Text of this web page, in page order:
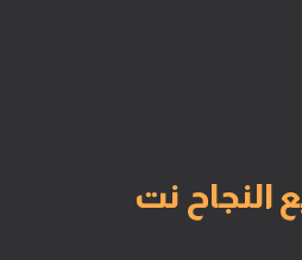
النجاح نت